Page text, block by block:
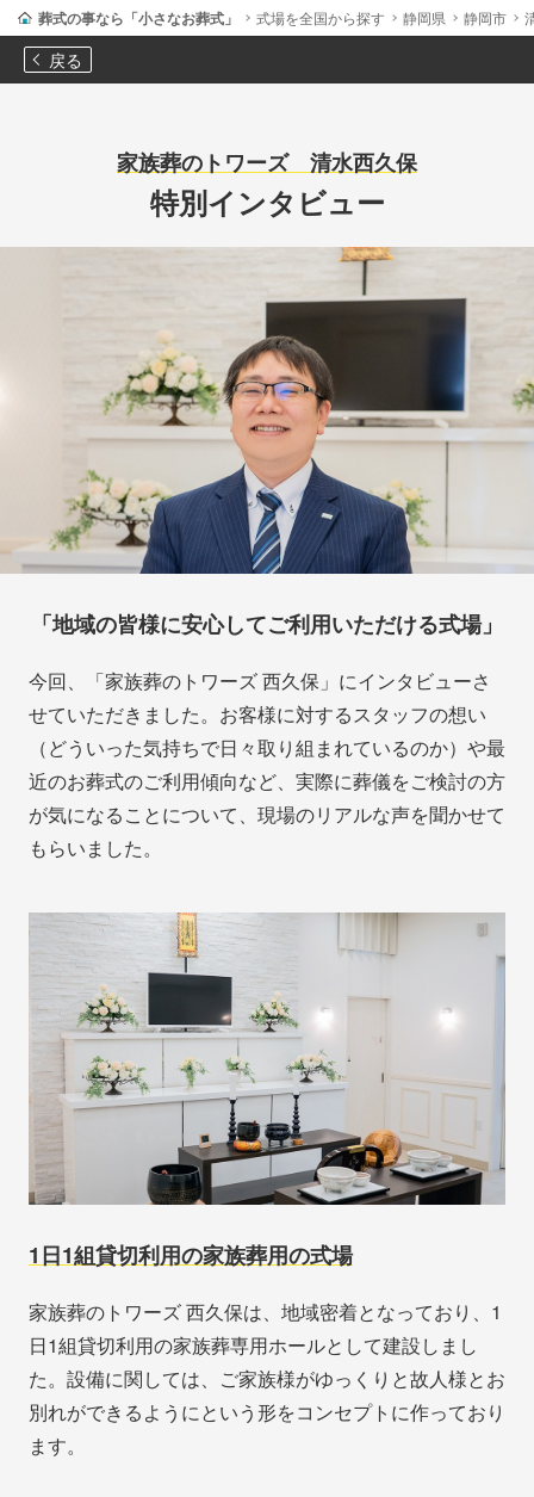
葬式の事なら「小さなお葬式」 式場を全国から探す 静岡県 静岡市
戻る
家族葬のトワーズ 清水西久保
特別インタビュー
「地域の皆様に安心してご利用いただける式場」
今回、「家族葬のトワーズ 西久保」にインタビューさ
せていただきました。お客様に対するスタッフの想い
（どういった気持ちで日々取り組まれているのか）や最
近のお葬式のご利用傾向など、実際に葬儀をご検討の方
が気になることについて、現場のリアルな声を聞かせて
もらいました。
1日1組貸切利用の家族葬用の式場
家族葬のトワーズ 西久保は、地域密着となっており、1
日1組貸切利用の家族葬専用ホールとして建設しまし
た。設備に関しては、ご家族様がゆっくりと故人様とお
別れができるようにという形をコンセプトに作っており
ます。